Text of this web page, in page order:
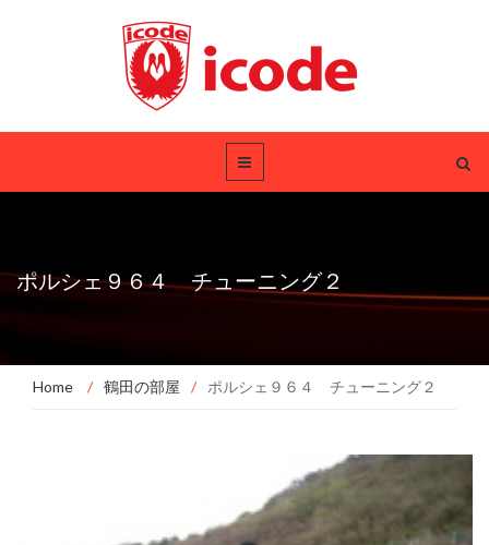
ポルシェ９６４ チューニング２
Home / 鶴田の部屋 / ポルシェ９６４ チューニング２